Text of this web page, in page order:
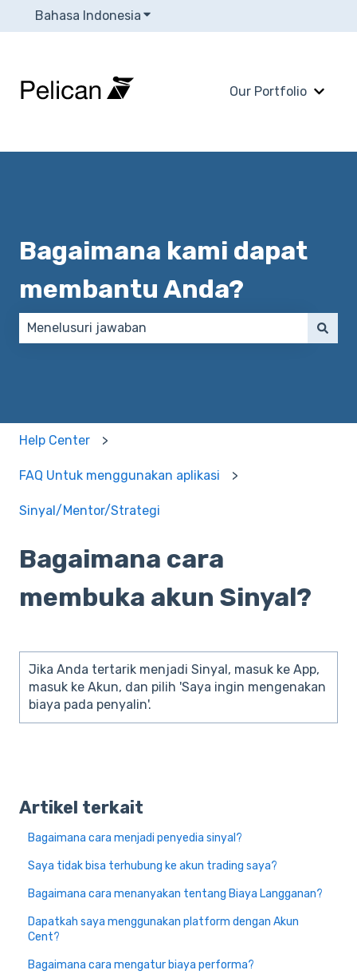
Bahasa Indonesia Tampilkan submenu untuk
Our Portfolio
Bagaimana kami dapat
membantu Anda?
Help Center
FAQ Untuk menggunakan aplikasi
Sinyal/Mentor/Strategi
Bagaimana cara
membuka akun Sinyal?
Jika Anda tertarik menjadi Sinyal, masuk ke App,
masuk ke Akun, dan pilih 'Saya ingin mengenakan
biaya pada penyalin'.
Artikel terkait
Bagaimana cara menjadi penyedia sinyal?
Saya tidak bisa terhubung ke akun trading saya?
Bagaimana cara menanyakan tentang Biaya Langganan?
Dapatkah saya menggunakan platform dengan Akun
Cent?
Bagaimana cara mengatur biaya performa?